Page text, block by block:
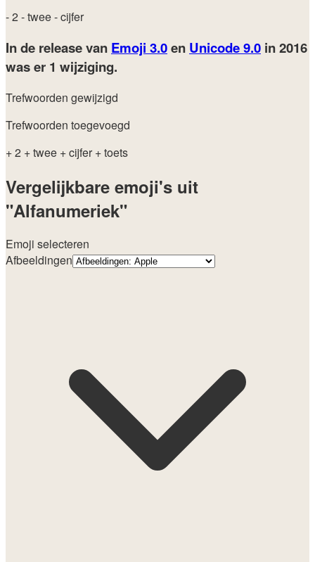
- 2 - twee- cijfer
In de release van Emoji 3.0en Unicode 9.0 in 2016
was er 1 wijziging.
Trefwoorden gewijzigd
Trefwoorden toegevoegd
+ 2 + twee + cijfer + toets
Vergelijkbare emoji's uit
"Alfanumeriek"
Emoji selecteren
Afbeeldingen